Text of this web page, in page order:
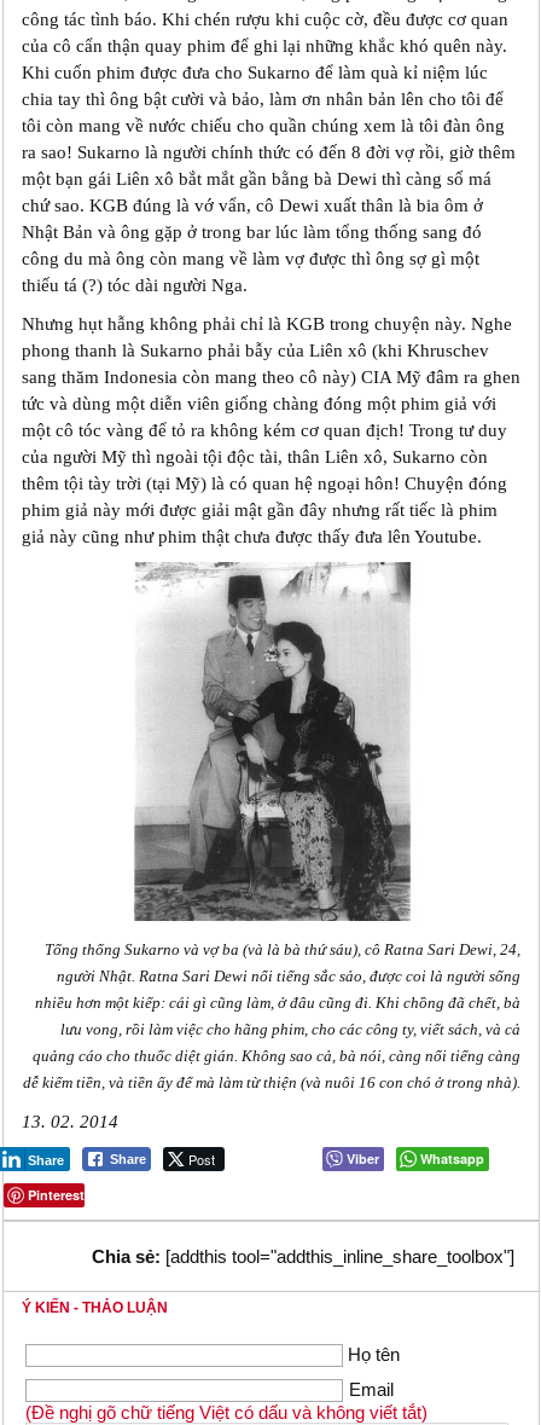
công tác tình báo. Khi chén rượu khi cuộc cờ, đều được cơ quan
của cô cẩn thận quay phim để ghi lại những khắc khó quên này.
Khi cuốn phim được đưa cho Sukarno để làm quà kỉ niệm lúc
chia tay thì ông bật cười và bảo, làm ơn nhân bản lên cho tôi để
tôi còn mang về nước chiếu cho quần chúng xem là tôi đàn ông
ra sao! Sukarno là người chính thức có đến 8 đời vợ rồi, giờ thêm
một bạn gái Liên xô bắt mắt gần bằng bà Dewi thì càng số má
chứ sao. KGB đúng là vớ vẩn, cô Dewi xuất thân là bia ôm ở
Nhật Bản và ông gặp ở trong bar lúc làm tổng thống sang đó
công du mà ông còn mang về làm vợ được thì ông sợ gì một
thiếu tá (?) tóc dài người Nga.
Nhưng hụt hẫng không phải chỉ là KGB trong chuyện này. Nghe
phong thanh là Sukarno phải bẫy của Liên xô (khi Khruschev
sang thăm Indonesia còn mang theo cô này) CIA Mỹ đâm ra ghen
tức và dùng một diễn viên giống chàng đóng một phim giả với
một cô tóc vàng để tỏ ra không kém cơ quan địch! Trong tư duy
của người Mỹ thì ngoài tội độc tài, thân Liên xô, Sukarno còn
thêm tội tày trời (tại Mỹ) là có quan hệ ngoại hôn! Chuyện đóng
phim giả này mới được giải mật gần đây nhưng rất tiếc là phim
giả này cũng như phim thật chưa được thấy đưa lên Youtube.
Tổng thống Sukarno và vợ ba (và là bà thứ sáu), cô Ratna Sari Dewi, 24,
người Nhật. Ratna Sari Dewi nổi tiếng sắc sảo, được coi là người sống
nhiều hơn một kiếp: cái gì cũng làm, ở đâu cũng đi. Khi chồng đã chết, bà
lưu vong, rồi làm việc cho hãng phim, cho các công ty, viết sách, và cả
quảng cáo cho thuốc diệt gián. Không sao cả, bà nói, càng nổi tiếng càng
dễ kiếm tiền, và tiền ấy để mà làm từ thiện (và nuôi 16 con chó ở trong nhà).
13. 02. 2014
Share Post
Share Viber
Whatsapp
Pinterest
Chia sẻ: [addthis tool="addthis_inline_share_toolbox"]
Ý KIẾN - THẢO LUẬN
Họ tên
Email
(Đề nghị gõ chữ tiếng Việt có dấu và không viết tắt)